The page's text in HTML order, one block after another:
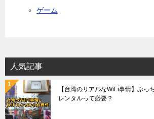
ゲーム
人気記事
【台湾のリアルなWiFi事情】ぶっ
レンタルって必要？